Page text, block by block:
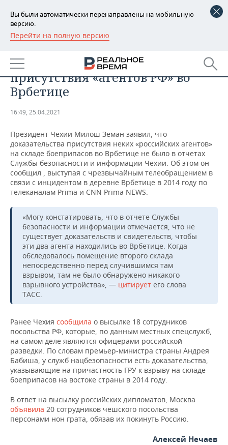
Вы были автоматически перенаправлены на мобильную
версию.
Перейти на полную версию
РЕГИОНЫ
БАШКОРТОСТАН
ТАТАРСТАН
НОВОСТИ
АНАЛИТИКА
ДЕКЛАРАЦИИ О ДОХОДАХ
КОРОЛИ ГОСЗАКАЗА ПФО
ВУЗЫ ТАТАРСТАНА
ТОРГОВЫЕ ЦЕНТРЫ
ТАТАРСТАНА
НОВОСТИ ЭКОНОМИКИ
ФИНАНСЫ
БАНКИ
ИНВЕСТИЦИИ
ПРОМЫШЛЕННОСТЬ
НОВОСТИ
ПРОМЫШЛЕННОСТИ
АГРОПРОМ
МАШИНОСТРОЕНИЕ
НЕФТЕХИМИЯ
НЕФТЬ
ОПК
НЕДВИЖИМОСТЬ
НОВОСТИ НЕДВИЖИМОСТИ
АВТО
НОВОСТИ БИЗНЕСА
РОЗНИЧНАЯ ТОРГОВЛЯ
ТРАНСПОРТ
УСЛУГИ
ТЕХНОЛОГИИ
НОВОСТИ ТЕХНОЛОГИЙ
МЕДИА
ТЕЛЕКОММУНИКАЦИИ
МЕРОПРИЯТИЯ
НОВОСТИ МЕРОПРИЯТИЙ
ВЫЕЗДНАЯ РЕДАКЦИЯ
БИЗНЕС-БРАНЧИ
ONLINE-КОНФЕРЕНЦИИ
ОТКРЫТАЯ ЛЕКЦИЯ
СПОРТ
НОВОСТИ СПОРТА
ФУТБОЛ
ХОККЕЙ
БАСКЕТБОЛ
ВОЛЕЙБОЛ
КИБЕРСПОРТ
ОБЩЕСТВО
НОВОСТИ ОБЩЕСТВА
ВЛАСТЬ
ИНФРАСТРУКТУРА
ИСТОРИЯ
КУЛЬТУРА
ФОТОГАЛЕРЕЯ
СЮЖЕТЫ
СПРАВОЧНИК
СПИСОК ПЕРСОН
СПИСОК КОМПАНИЙ
Земан: нет доказательств
присутствия «агентов РФ» во
Врбетице
16:49, 25.04.2021
Президент Чехии Милош Земан заявил, что
доказательства присутствия неких «российских агентов»
на складе боеприпасов во Врбетице не было в отчетах
Службы безопасности и информации Чехии. Об этом он
сообщил , выступая с чрезвычайным телеобращением в
связи с инцидентом в деревне Врбетице в 2014 году по
телеканалам Prima и CNN Prima NEWS.
«Могу констатировать, что в отчете Службы
безопасности и информации отмечается, что не
существует доказательств и свидетельств, чтобы
эти два агента находились во Врбетице. Когда
обследовалось помещение второго склада
непосредственно перед случившимся там
взрывом, там не было обнаружено никакого
взрывного устройства», — цитирует его слова
ТАСС.
Ранее Чехия сообщила о высылке 18 сотрудников
посольства РФ, которые, по данным местных спецслужб,
на самом деле являются офицерами российской
разведки. По словам премьер-министра страны Андрея
Бабиша, у служб нацбезопасности есть доказательства,
указывающие на причастность ГРУ к взрыву на складе
боеприпасов на востоке страны в 2014 году.
В ответ на высылку российских дипломатов, Москва
объявила 20 сотрудников чешского посольства
персонами нон грата, обязав их покинуть Россию.
Алексей Нечаев